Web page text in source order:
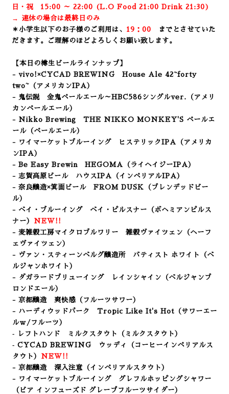
日・祝 15:00 ～ 22:00 (L.O Food 21:00 Drink 21:30)
→ 連休の場合は最終日のみ
＊小学生以下のお子様のご利用は、 19：00
までとさせていた
だきます。ご理解のほどよろしくお願い致します。
【本日の樽生ビールラインナップ】
- vivo!×CYCAD BREWING House Ale 42~forty
two~（アメリカンIPA）
- 鬼伝説 金鬼ペールエール～HBC586シングルver.（アメリ
カンペールエール）
- Nikko Brewing THE NIKKO MONKEY'S ペールエ
ール （ペールエール）
- ワイマーケットブルーイング ヒステリックIPA （アメリカ
ンIPA）
- Be Easy Brewin HEGOMA （ライヘイジーIPA）
- 志賀高原ビール ハウスIPA（インペリアルIPA）
- 奈良醸造×箕面ビール FROM DUSK（ブレンデッドビー
ル）
- ベイ・ブルーイング ベイ・ピルスナー（ボヘミアンピルス
ナー） NEW!!
- 麦雑穀工房マイクロブルワリー 雑穀ヴァイツェン（ヘーフ
ェヴァイツェン）
- ヴァン・スティーンベルグ醸造所 バティスト ホワイト（ ベ
ルジャンホワイト）
- ダガラードブリューイング レインシャイン（ベルジャンブ
ロンドエール）
- 京都醸造 爽快感 （フルーツサワー）
- ハーディウッドパーク Tropic Like It's Hot（サワーエー
ルｗ/フルーツ）
‐ レフトハンド ミルクスタウト（ミルクスタウト）
‐ CYCAD BREWING ウッディ（コーヒーインペリアルス
タウト） NEW!!
- 京都醸造 深入注意（インペリアルスタウト）
- ワイマーケットブルーイング グレフルホッピングシャワー
（ビア インフューズド グレープフルーツサイダー）